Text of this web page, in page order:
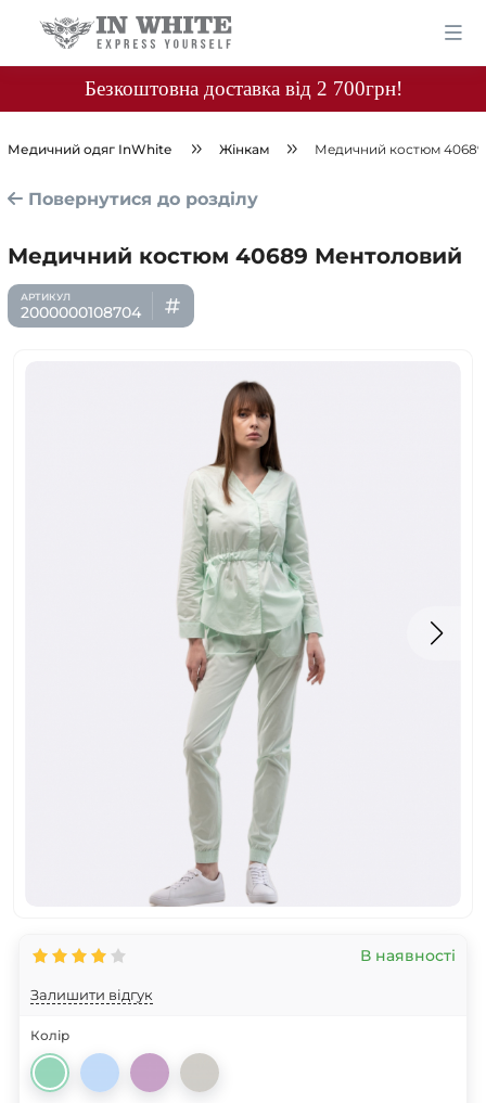
Безкоштовна доставка від 2 700грн!
Медичний одяг InWhite Жінкам Медичний костюм
Повернутися до розділу
Медичний костюм 40689 Ментоловий
2000000108704
Залишити відгук
В наявності
Колір